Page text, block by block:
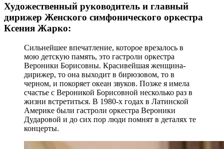
Художественный руководитель и главный
дирижер Женского симфонического оркестра
Ксения Жарко:
Сильнейшее впечатление, которое врезалось в
мою детскую память, это гастроли оркестра
Вероники Борисовны. Красивейшая женщина-
дирижер, то она выходит в бирюзовом, то в
черном, и покоряет океан звуков. Позже я имела
счастье с Вероникой Борисовной несколько раз в
жизни встретиться. В 1980-х годах в Латинской
Америке были гастроли оркестра Вероники
Дударовой и до сих пор люди помнят в деталях те
концерты.